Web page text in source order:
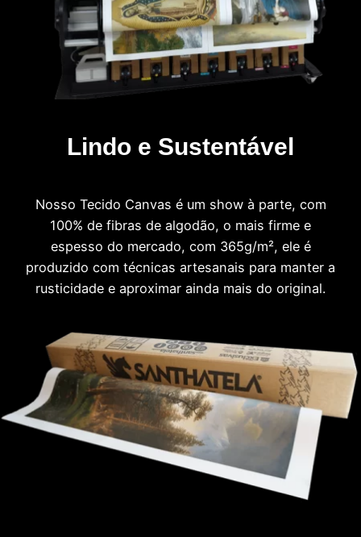
Lindo e Sustentável
Nosso Tecido Canvas é um show à parte, com
100% de fibras de algodão, o mais firme e
espesso do mercado, com 365g/m², ele é
produzido com técnicas artesanais para manter a
rusticidade e aproximar ainda mais do original.